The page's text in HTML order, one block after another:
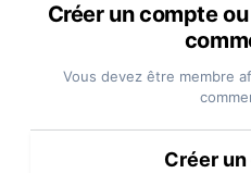
Créer un compte
Vous devez être membre
Créer